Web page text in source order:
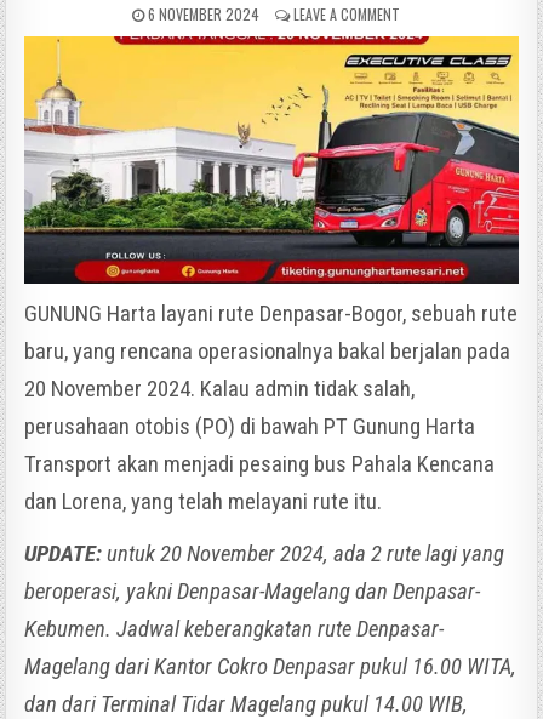
6 NOVEMBER 2024 LEAVE A COMMENT
GUNUNG Harta layani rute Denpasar-Bogor, sebuah rute
baru, yang rencana operasionalnya bakal berjalan pada
20 November 2024. Kalau admin tidak salah,
perusahaan otobis (PO) di bawah PT Gunung Harta
Transport akan menjadi pesaing bus Pahala Kencana
dan Lorena, yang telah melayani rute itu.
UPDATE:untuk 20 November 2024, ada 2 rute lagi yang
beroperasi, yakni Denpasar-Magelang dan Denpasar-
Kebumen. Jadwal keberangkatan rute Denpasar-
Magelang dari Kantor Cokro Denpasar pukul 16.00 WITA,
dan dari Terminal Tidar Magelang pukul 14.00 WIB,